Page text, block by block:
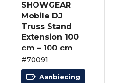
SHOWGEAR
Mobile DJ
Truss Stand
Extension 100
cm – 100 cm
#70091
Aanbieding